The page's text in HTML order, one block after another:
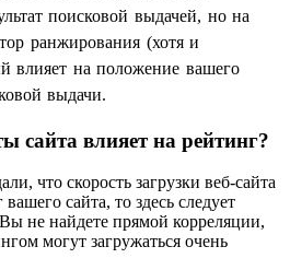
поисковой выдачей, но на
ранжирования (хотя и
влияет на положение вашего
выдачи.
сайта влияет на рейтинг?
что скорость загрузки веб-сайта
сайта, то здесь следует
не найдете прямой корреляции,
могут загружаться очень